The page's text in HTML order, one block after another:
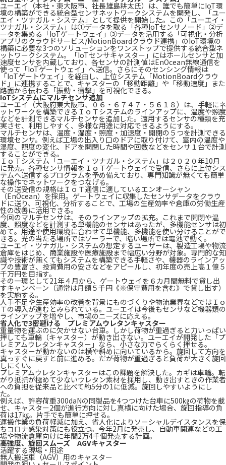
ユーエイ（本社・東大阪市、社長雄島耕太氏）は、誰でも簡単にIoT環
境の構築ができる統合型センサネットワークシステムを開発し、「ユー
エイ・ツナガル・システム」として提供を開始した。この「ユーエイ・
ツナガル・システム」は①データを取る「各種IoTセンサノード」②デ
ータを集める「IoTゲートウェイ」③データを活用する「可視化・分析
アプリのクラウドサービス/MotionBoardクラウド連携」のIoT環境の
構築に必要な3つのソリューションをワンストップで提供する統合型ネ
ットワークシステム。「IoTセンサキャスター」にはホールセンサと加
速度センサを内蔵しており、各センサの計測値はEnOcean無線通信を
使って「IoTゲートウェイ」へ送信。さらにそのセンシング情報は
「IoTゲートウェイ」を経由し、上位システム「MotionBoardクラウ
ド」に連携することで、キャスターの「移動距離」や「移動速度」また
路面から伝わる「振動・衝撃」を可視化できる。
IoTシステムにマルチセンサ追加
ユーエイ（大阪府東大阪市、０６・６７４７・５６１８）は、手軽にネ
ットワークを構築できるＩｏＴシステムのラインアップに、温度や照度
などを計測できるマルチセンサを追加した。適用するセンサの種類を充
実させ、利用しやすく、多様な用途に対応できるようにする。
マルチセンサは、温度・湿度・照度・加速度・開閉の５つを計測できる
環境センサ。例えば工場の出入り口のドアに取り付けて、室内の温度や
湿度、照度の変化、ドアを開閉した時間や回数などをセンサ１台で計測
することができる。
ＩｏＴシステム「ユーエイ・ツナガル・システム」は２０２０年10月
に発売。各種センサ情報をＩｏＴゲートウェイで受信、さらに上位シス
テムへ送信するプログラムを予め備えており、専門知識が無くても簡単
な操作でネットワークをつなげる。
その送受信の規格はＩｏＴ通信に適しているエンオーシャン
（EnOcean）を採用。ゲートウェイに収集したセンサデータをクラウ
ドに送り、可視化、分析することで、工場の生産効率や倉庫の労働生産
性の改善に活用できる。
今回のマルチセンサは、そのラインアップの拡充。これまで開閉や温
度、照度などを計測する単機能のセンサはあったが、多機能センサは初
めて。用途や使用環境に合わせて単機能、多機能を使い分けることがで
きる。光の当たる場所ではソーラーで、暗い場所では電池で動く。
ユーエイ・ツナガル・システムの想定するユーザーは、製造工場や物流
倉庫をはじめ、商業施設や医療施設まで幅広い分野が対象。専門的な知
識や技術が無くてもシステムを構築できる手軽さや、機器のラインアッ
プの豊富さ、投資費用の安さなどをアピールし、初年度の売上高１億５
千万円を目指す。
その一環として21年４月から、ゲートウェイを６カ月間無料で貸し出
すキャンペーン（通常は月額５千円《※保守費用を含む》で貸し出す）
を実施する。
人手不足や生産効率の改善を背景にものづくりや物流業界などではＩｏ
Ｔの導入が進むとみられている。ユーエイは今後もセンサなど機器類の
ラインアップを増やし、市場のニーズに応える。
省人化で3密避ける プレミアムウレタンキャスター
重量物を運ぶのに欠かせない台車。しかし荷物が重過ぎると力いっぱい
押しても車輪（キャスター）が動き出さない。ユーエイが開発した「プ
レミアムウレタンキャスター」なら、小さな力でらくらく押せる。
キャスターが動かないのは横や斜めに向いているから。旋回して方向を
真っすぐに戻すと前に進める。だが荷物が重過ぎると負荷が大きく旋回
しにくい。
プレミアムウレタンキャスターはこの課題を解決した。カギは車輪。転
がり抵抗が極めて少ないウレタン素材を採用し、動き出すときの作業者
への負担を従来品と比べて約5分の1に低減。旋回しやすいようにし
た。
例えば、許容荷重300daNの同製品を4つつけた台車に500㎏の荷物を載
せ、キャスター2個が進行方向に対し真横に向けた場合、旋回指導の負
荷は17㎏。片手でも簡単に押せる。
運搬作業の負荷軽減に加え、省人化によりソーシャルデイスタンスを保
ちコロナ感染対策にも役立つ。今年2月に発売し、自動車関連などの工
場や物流倉庫向けに年間2万4千個発売する計画。
高強度、旋回スムーズ AGVキャスター
活躍する現場・用途
無人搬送車（AGV）用のキャスター